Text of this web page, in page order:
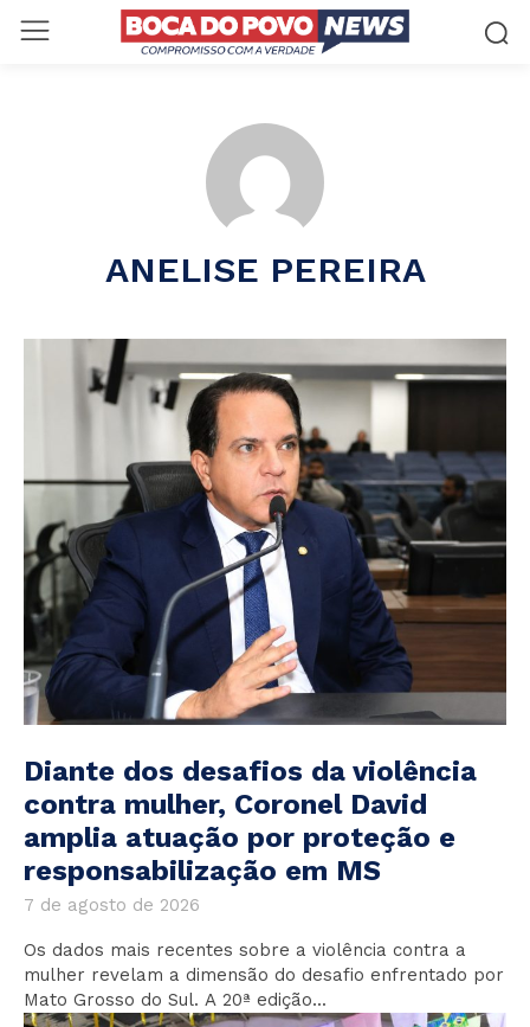
ANELISE PEREIRA
Diante dos desafios da violência
contra mulher, Coronel David
amplia atuação por proteção e
responsabilização em MS
7 de agosto de 2026
Os dados mais recentes sobre a violência contra a
mulher revelam a dimensão do desafio enfrentado por
Mato Grosso do Sul. A 20ª edição...